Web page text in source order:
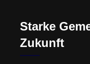
Starke
Zukunft